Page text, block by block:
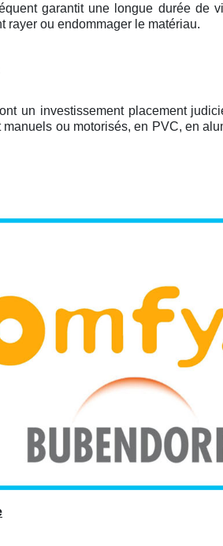
garantit une longue durée
rayer ou endommager le matériau.
un investissement placement
ou motorisés, en PVC, en